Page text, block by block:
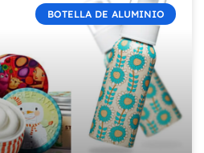
BOTELLA DE ALUMINIO